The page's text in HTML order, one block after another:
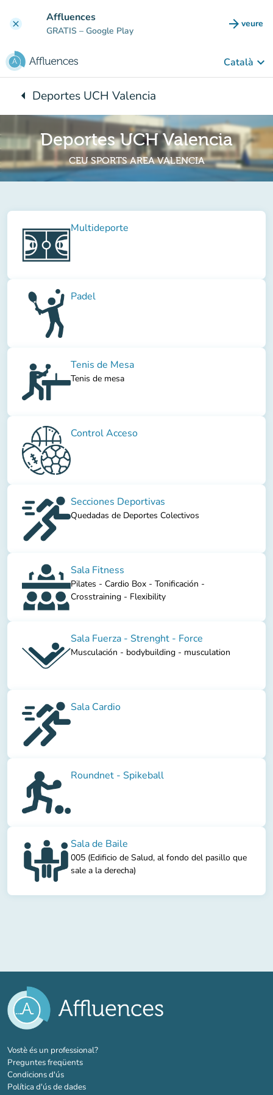
clear Affluences
GRATIS – Google Play arrow_forward veure
(new
Català keyboard_arrow_down
arrow_leftBack to:
Deportes UCH Valencia
Deportes UCH Valencia
CEU SPORTS AREA VALENCIA
Multideporte
Padel
Tenis de Mesa
Tenis de mesa
Control Acceso
Secciones Deportivas
Quedadas de Deportes Colectivos
Sala Fitness
Pilates - Cardio Box - Tonificación -
Crosstraining - Flexibility
Sala Fuerza - Strenght - Force
Musculación - bodybuilding - musculation
Sala Cardio
Roundnet - Spikeball
Sala de Baile
005 (Edificio de Salud, al fondo del pasillo que
sale a la derecha)
Vostè és un professional?(new tab)
Preguntes freqüents
Condicions d'ús
Política d'ús de dades